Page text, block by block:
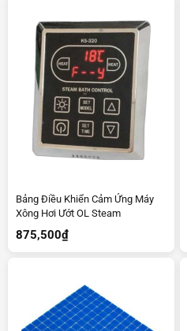
Bảng Điều Khiển Cảm Ứng Máy
Xông Hơi Ướt OL Steam
875,500₫